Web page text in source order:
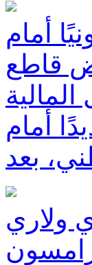
أمام
قاطع
أمام
بعد
ولاري